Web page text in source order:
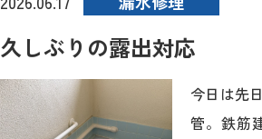
久しぶりの露出対応
今日は先
管。鉄筋